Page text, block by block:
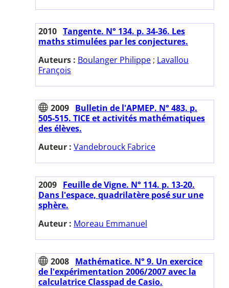
2010 Tangente. N° 134. p. 34-36. Les
maths stimulées par les conjectures.
Auteurs : Boulanger Philippe ; Lavallou
François
2009 Bulletin de l'APMEP. N° 483. p.
505-515. TICE et activités mathématiques
des élèves.
Auteur : Vandebrouck Fabrice
2009 Feuille de Vigne. N° 114. p. 13-20.
Dans l'espace, quadrilatère posé sur une
sphère.
Auteur : Moreau Emmanuel
2008 Mathématice. N° 9. Un exercice
de l'expérimentation 2006/2007 avec la
calculatrice Classpad de Casio.